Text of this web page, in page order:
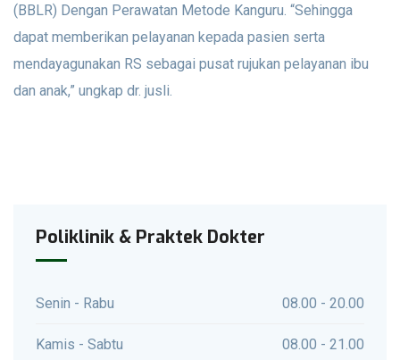
(BBLR) Dengan Perawatan Metode Kanguru. “Sehingga
dapat memberikan pelayanan kepada pasien serta
mendayagunakan RS sebagai pusat rujukan pelayanan ibu
dan anak,” ungkap dr. jusli.
Poliklinik & Praktek Dokter
Senin - Rabu 08.00 - 20.00
Kamis - Sabtu 08.00 - 21.00